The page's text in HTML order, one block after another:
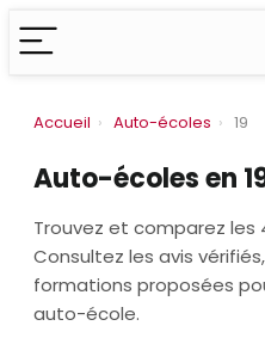
Accueil › Auto-écoles › 19
Auto-écoles en
Trouvez et comparez les
Consultez les avis
formations proposées
auto-école.